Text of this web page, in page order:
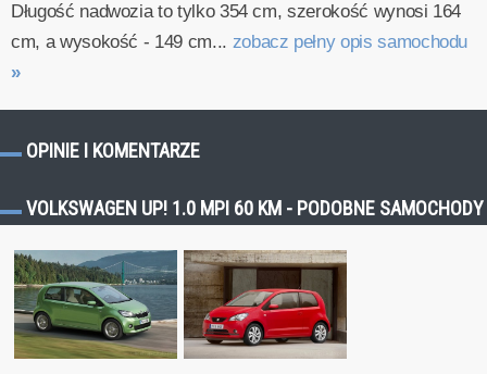
Długość nadwozia to tylko 354 cm, szerokość wynosi 164
cm, a wysokość - 149 cm... zobacz pełny opis samochodu
»
OPINIE I KOMENTARZE
VOLKSWAGEN UP! 1.0 MPI 60 KM - PODOBNE SAMOCHODY